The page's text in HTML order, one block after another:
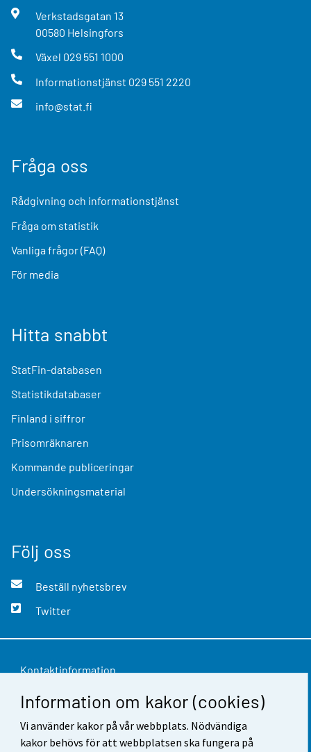
Information om kakor (cookies)
Vi använder kakor på vår webbplats. Nödvändiga
kakor behövs för att webbplatsen ska fungera på
Verkstadsgatan 13
00580 Helsingfors
Växel 029 551 1000
Informationstjänst 029 551 2220
info@stat.fi
Fråga oss
Rådgivning och informationstjänst
Fråga om statistik
Vanliga frågor (FAQ)
För media
Hitta snabbt
StatFin-databasen
Statistikdatabaser
Finland i siffror
Prisomräknaren
Kommande publiceringar
Undersökningsmaterial
Följ oss
Beställ nyhetsbrev
Twitter
Kontaktinformation
Respons
Användarvillkor